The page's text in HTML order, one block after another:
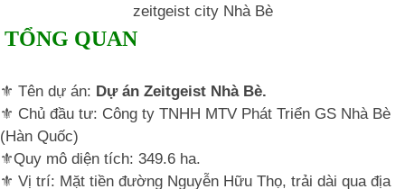
zeitgeist city Nhà Bè
TỔNG QUAN
⚜️ Tên dự án: Dự án Zeitgeist Nhà Bè.
⚜️ Chủ đầu tư: Công ty TNHH MTV Phát Triển GS Nhà Bè
(Hàn Quốc)
⚜️Quy mô diện tích: 349.6 ha.
⚜️ Vị trí: Mặt tiền đường Nguyễn Hữu Thọ, trải dài qua địa